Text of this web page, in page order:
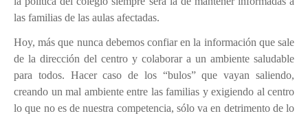
las familias de las aulas afectadas.
Hoy, más que nunca debemos confiar en la información que sale
de la dirección del centro y colaborar a un ambiente saludable
para todos. Hacer caso de los “bulos” que vayan saliendo,
creando un mal ambiente entre las familias y exigiendo al centro
lo que no es de nuestra competencia, sólo va en detrimento de lo